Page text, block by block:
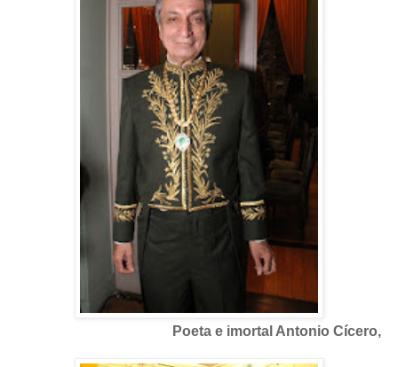
Poeta e imortal Antonio Cícero,